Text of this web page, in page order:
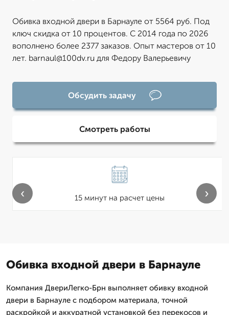
Обивка входной двери в Барнауле от 5564 руб. Под
ключ скидка от 10 процентов. С 2014 года по 2026
вополнено более 2377 заказов. Опыт мастеров от 10
лет. barnaul@100dv.ru для Федору Валерьевичу
Обсудить задачу
Смотреть работы
15 минут на расчет цены
‹ ›
Обивка входной двери в Барнауле
Компания ДвериЛегко-Брн выполняет обивку входной
двери в Барнауле с подбором материала, точной
раскройкой и аккуратной установкой без перекосов и